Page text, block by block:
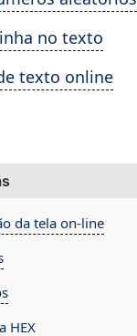
no texto
texto online
da tela on-line
HEX